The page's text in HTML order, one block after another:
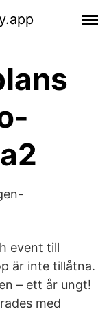
event till
är inte tillåtna.
– ett år ungt!
med